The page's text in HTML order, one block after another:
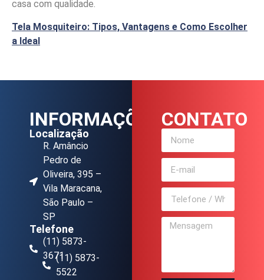
casa com qualidade.
Tela Mosquiteiro: Tipos, Vantagens e Como Escolher
a Ideal
INFORMAÇÕES
Localização
R. Amâncio
Pedro de
Oliveira, 395 –
Vila Maracana,
São Paulo –
SP
Telefone
(11) 5873-
3671(11) 5873-
5522
CONTATO